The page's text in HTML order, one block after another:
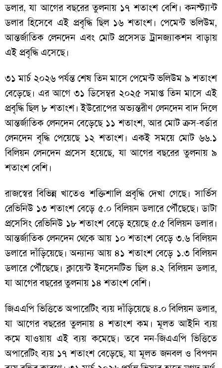
ডলার, যা আগের বছরের তুলনায় ১৭ শতাংশ বেশি। কনস্ট্যান্ট
ডলার হিসেবে এই প্রবৃদ্ধি ছিল ১৬ শতাংশ। পেমেন্ট ভলিউম,
আন্তর্জাতিক লেনদেন এবং মোট প্রসেসড ট্রানজ্যাকশন বাড়ায়
এই প্রবৃদ্ধি এসেছে।
৩১ মার্চ ২০২৬ পর্যন্ত শেষ তিন মাসে পেমেন্ট ভলিউম ৯ শতাংশ
বেড়েছে। এর আগে ৩১ ডিসেম্বর ২০২৫ সমাপ্ত তিন মাসে এই
প্রবৃদ্ধি ছিল ৮ শতাংশ। ইউরোপের অভ্যন্তরীণ লেনদেন বাদ দিলে
আন্তর্জাতিক লেনদেন বেড়েছে ১১ শতাংশ, আর মোট ক্রস-বর্ডার
লেনদেন বৃদ্ধি পেয়েছে ১২ শতাংশ। একই সময়ে মোট ৬৬.১
বিলিয়ন লেনদেন প্রসেস হয়েছে, যা আগের বছরের তুলনায় ৯
শতাংশ বেশি।
রাজস্বের বিভিন্ন খাতেও শক্তিশালি প্রবৃদ্ধি দেখা গেছে। সার্ভিস
রেভিনিউ ১৩ শতাংশ বেড়ে ৫.০ বিলিয়ন ডলারে পৌঁছেছে। ডাটা
প্রসেসিং রেভিনিউ ১৮ শতাংশ বেড়ে হয়েছে ৫.৫ বিলিয়ন ডলার।
আন্তর্জাতিক লেনদেন থেকে আয় ১০ শতাংশ বেড়ে ৩.৬ বিলিয়ন
ডলারে দাঁড়িয়েছে। অন্যান্য আয় ৪১ শতাংশ বেড়ে ১.৩ বিলিয়ন
ডলারে পৌঁছেছে। ক্লায়েন্ট ইনসেনটিভ ছিল ৪.২ বিলিয়ন ডলার,
যা আগের বছরের তুলনায় ১৪ শতাংশ বেশি।
জিএএপি ভিত্তিতে অপারেটিং ব্যয় দাঁড়িয়েছে ৪.০ বিলিয়ন ডলার,
যা আগের বছরের তুলনায় ৪ শতাংশ কম। মূলত আইনি ব্যয়
কমে যাওয়ায় এই ব্যয় কমেছে। তবে নন-জিএএপি ভিত্তিতে
অপারেটিং ব্যয় ১৭ শতাংশ বেড়েছে, যা মূলত জনবল ও বিপণন